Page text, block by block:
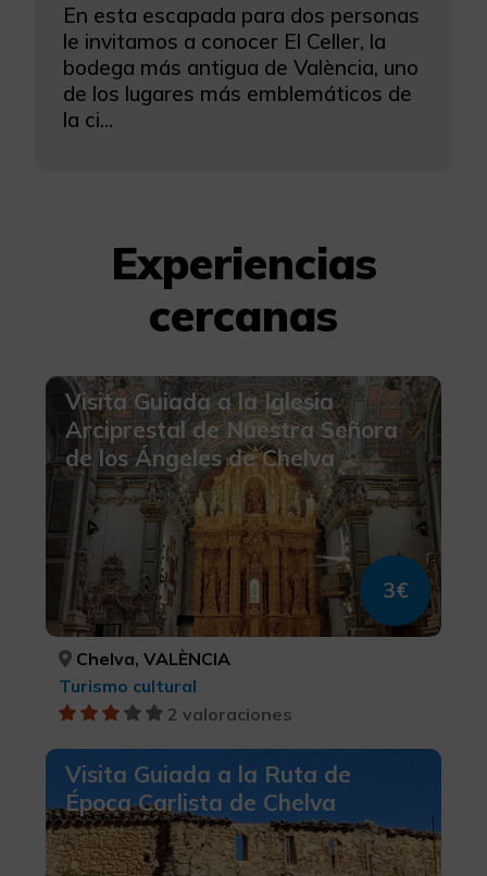
En esta escapada para dos personas
le invitamos a conocer El Celler, la
bodega más antigua de València, uno
de los lugares más emblemáticos de
la ci...
Experiencias
cercanas
Visita Guiada a la Iglesia
Arciprestal de Nuestra Señora
de los Ángeles de Chelva
3€
Chelva, VALÈNCIA
Turismo cultural
2 valoraciones
Visita Guiada a la Ruta de
Época Carlista de Chelva